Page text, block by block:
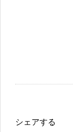
シェアする